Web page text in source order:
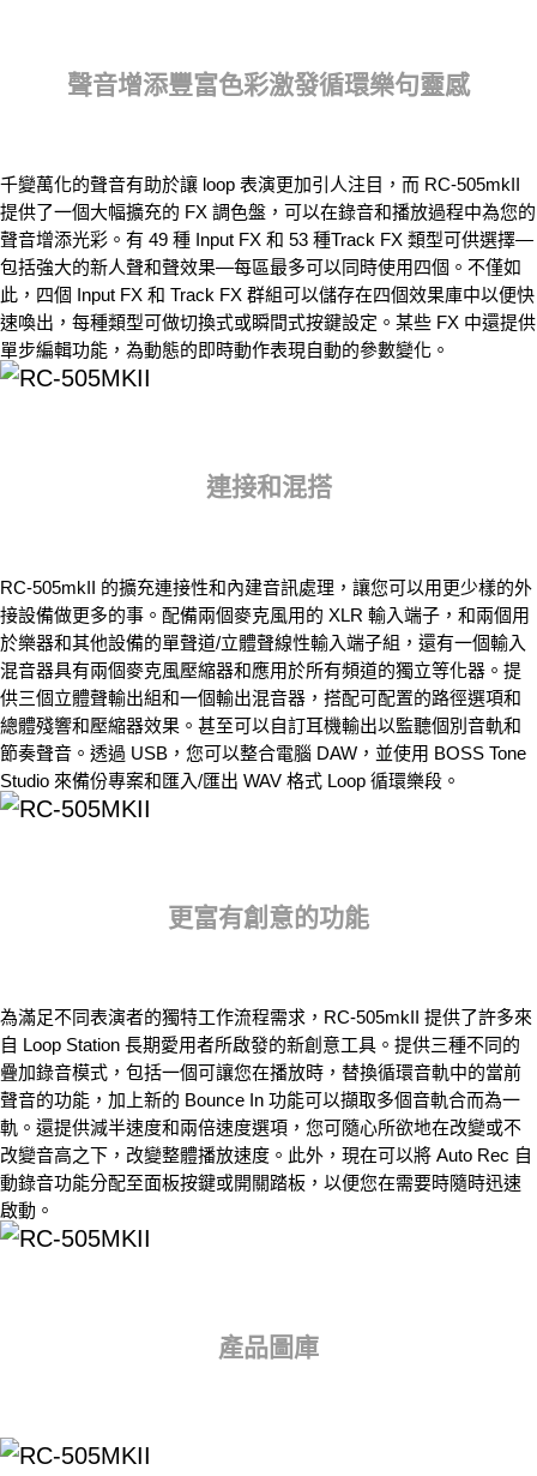
聲音增添豐富色彩激發循環樂句靈感
千變萬化的聲音有助於讓 loop 表演更加引人注目，而 RC-505mkII
提供了一個大幅擴充的 FX 調色盤，可以在錄音和播放過程中為您的
聲音增添光彩。有 49 種 Input FX 和 53 種Track FX 類型可供選擇—
包括強大的新人聲和聲效果—每區最多可以同時使用四個。不僅如
此，四個 Input FX 和 Track FX 群組可以儲存在四個效果庫中以便快
速喚出，每種類型可做切換式或瞬間式按鍵設定。某些 FX 中還提供
單步編輯功能，為動態的即時動作表現自動的參數變化。
連接和混搭
RC-505mkII 的擴充連接性和內建音訊處理，讓您可以用更少樣的外
接設備做更多的事。配備兩個麥克風用的 XLR 輸入端子，和兩個用
於樂器和其他設備的單聲道/立體聲線性輸入端子組，還有一個輸入
混音器具有兩個麥克風壓縮器和應用於所有頻道的獨立等化器。提
供三個立體聲輸出組和一個輸出混音器，搭配可配置的路徑選項和
總體殘響和壓縮器效果。甚至可以自訂耳機輸出以監聽個別音軌和
節奏聲音。透過 USB，您可以整合電腦 DAW，並使用 BOSS Tone
Studio 來備份專案和匯入/匯出 WAV 格式 Loop 循環樂段。
更富有創意的功能
為滿足不同表演者的獨特工作流程需求，RC-505mkII 提供了許多來
自 Loop Station 長期愛用者所啟發的新創意工具。提供三種不同的
疊加錄音模式，包括一個可讓您在播放時，替換循環音軌中的當前
聲音的功能，加上新的 Bounce In 功能可以擷取多個音軌合而為一
軌。還提供減半速度和兩倍速度選項，您可隨心所欲地在改變或不
改變音高之下，改變整體播放速度。此外，現在可以將 Auto Rec 自
動錄音功能分配至面板按鍵或開關踏板，以便您在需要時隨時迅速
啟動。
產品圖庫